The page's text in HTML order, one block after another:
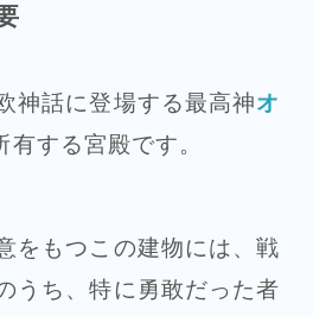
神話に登場する最高神オ
有する宮殿です。
をもつこの建物には、戦
うち、特に勇敢だった者